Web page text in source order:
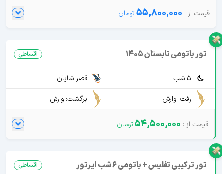
55,800,000
تور باتومی تابستان 1405 اقساطی
5 شب
قصر شایان
رفت: وارش
برگشت: وارش
54,500,000
تور ترکیبی تفلیس + باتومی 6 شب ایرتور اقساطی